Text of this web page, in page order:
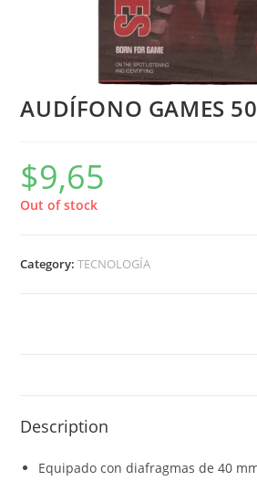
AUDÍFONO GAMES
$9,65
Out of stock
Category:TECNOLOGÍA
Description
Equipado con diafragmas de 40